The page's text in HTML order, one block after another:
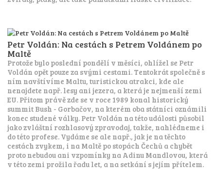
Petr Voldán: Na cestách s Petrem Voldánem po
Maltě
Protože bylo poslední pondělí v měsíci, ohlížel se Petr
Voldán opět pouze za svými cestami. Tentokrát společně s
ním navštívíme Maltu, turistickou atrakci, kde ale
nenajdete např. lesy ani jezera, a která je nejmenší zemi
EU. Přitom právě zde se v roce 1989 konal historický
summit Bush - Gorbačov, na kterém oba státníci oznámili
konec studené války. Petr Voldán na této události působil
jako zvláštní rozhlasový zpravodaj, takže, nahlédneme i
do této profese. Vydáme se ale např., jak je na těchto
cestách zvykem, i na Maltě po stopách Čechů a chybět
proto nebudou ani vzpomínky na Adinu Mandlovou, která
v této zemi prožila řadu let, a na setkání s jejím přítelem.